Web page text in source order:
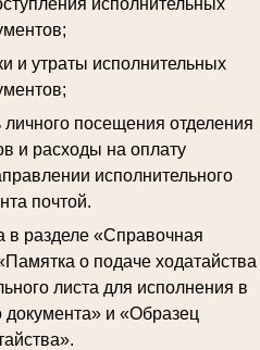
и утраты исполнительных
посещения отделения
и расходы на оплату
исполнительного
почтой.
в разделе «Справочная
о подаче ходатайства
листа для исполнения в
и «Образец